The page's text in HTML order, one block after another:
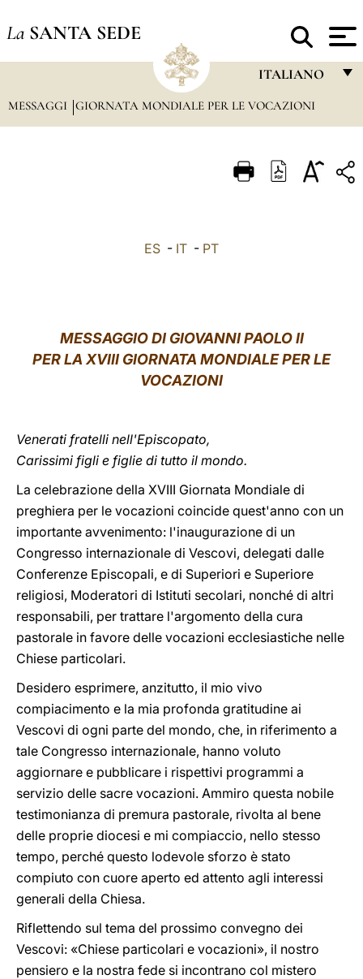
La SANTA SEDE
ITALIANO
FRANÇAIS
ITALIANO
中文
MESSAGGI GIORNATA MONDIALE PER LE VOCAZIONI
ES - IT - PT
MESSAGGIO DI GIOVANNI PAOLO II
PER LA XVIII GIORNATA MONDIALE PER LE
VOCAZIONI
Venerati fratelli nell'Episcopato,
Carissimi figli e figlie di tutto il mondo.
La celebrazione della XVIII Giornata Mondiale di
preghiera per le vocazioni coincide quest'anno con un
importante avvenimento: l'inaugurazione di un
Congresso internazionale di Vescovi, delegati dalle
Conferenze Episcopali, e di Superiori e Superiore
religiosi, Moderatori di Istituti secolari, nonché di altri
responsabili, per trattare l'argomento della cura
pastorale in favore delle vocazioni ecclesiastiche nelle
Chiese particolari.
Desidero esprimere, anzitutto, il mio vivo
compiacimento e la mia profonda gratitudine ai
Vescovi di ogni parte del mondo, che, in riferimento a
tale Congresso internazionale, hanno voluto
aggiornare e pubblicare i rispettivi programmi a
servizio delle sacre vocazioni. Ammiro questa nobile
testimonianza di premura pastorale, rivolta al bene
delle proprie diocesi e mi compiaccio, nello stesso
tempo, perché questo lodevole sforzo è stato
compiuto con cuore aperto ed attento agli interessi
generali della Chiesa.
Riflettendo sul tema del prossimo convegno dei
Vescovi: «Chiese particolari e vocazioni», il nostro
pensiero e la nostra fede si incontrano col mistero